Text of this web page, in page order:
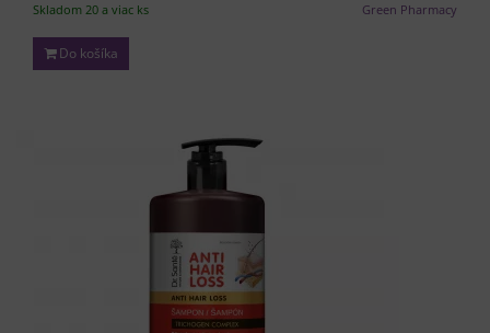
Green Pharmacy
Skladom 20 a viac ks
Do košíka